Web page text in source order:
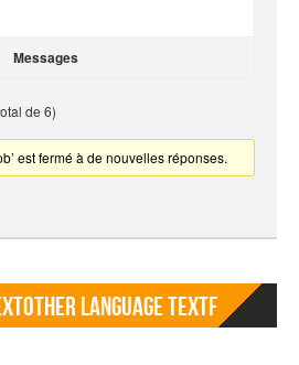
Messages
de 6)
est fermé à de nouvelles réponses.
language Textf